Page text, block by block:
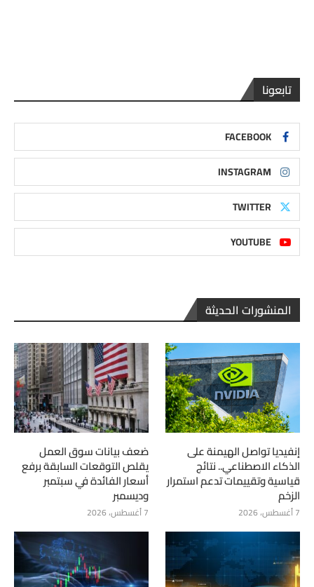
تابعونا
FACEBOOK
INSTAGRAM
TWITTER
YOUTUBE
المنشورات الحديثة
إنفيديا تواصل الهيمنة على
الذكاء الاصطناعي.. نتائج
قياسية وتقييمات تدعم استمرار
الزخم
7 أغسطس، 2026
ضعف بيانات سوق العمل
يقلص التوقعات السابقة برفع
أسعار الفائدة في سبتمبر
وديسمبر
7 أغسطس، 2026